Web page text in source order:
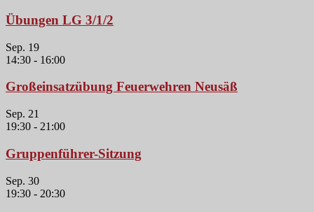
Übungen LG 3/1/2
Sep. 19
14:30 - 16:00
Großeinsatzübung Feuerwehren Neusäß
Sep. 21
19:30 - 21:00
Gruppenführer-Sitzung
Sep. 30
19:30 - 20:30